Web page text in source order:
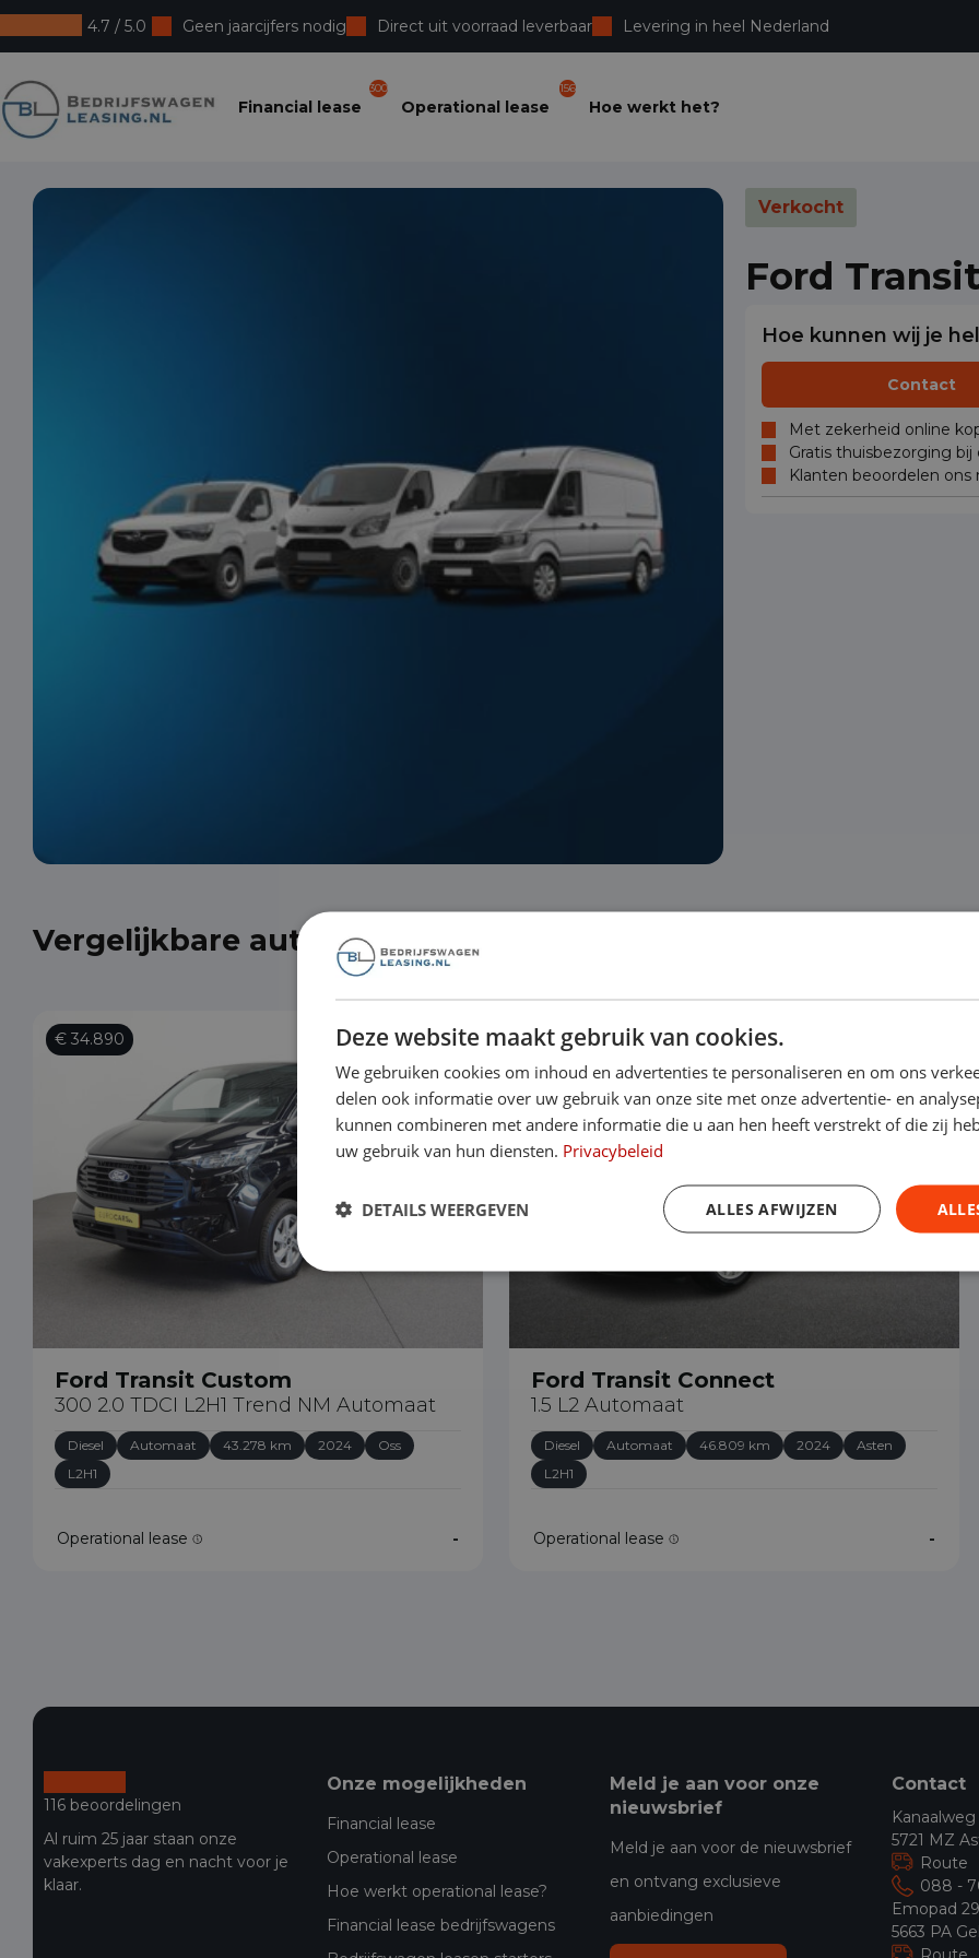
4.7 / 5.0 Geen jaarcijfers nodig Direct uit voorraad leverbaar Levering in heel Nederland
Bedrijfswagenleasing
Financial lease
300
Operational lease
156
Hoe werkt het?
Verkocht
Ford
Hoe kunnen wij je
Contact
Met zekerheid online
Gratis thuisbezorging bij
Klanten beoordelen
Vergelijkbare auto's uit onze voorraad
€ 34.890
Ford Transit Custom
300 2.0 TDCI L2H1 Trend NM Automaat
Diesel Automaat 43.278 km 2024
Oss
L2H1
Operational lease -
€ 23.490
Ford Transit Connect
1.5 L2 Automaat
Diesel Automaat 46.809 km 2024
Asten
L2H1
Operational lease -
116 beoordelingen
Al ruim 25 jaar staan onze
vakexperts dag en nacht voor je
klaar.
Onze mogelijkheden
Financial lease
Operational lease
Hoe werkt operational lease?
Financial lease bedrijfswagens
Meld je aan voor onze
nieuwsbrief
Meld je aan voor de nieuwsbrief
en ontvang exclusieve
aanbiedingen
Contact
5721 MZ
Route
088 -
Emopad
5663 PA
Deze website maakt gebruik van cookies.
We gebruiken cookies om inhoud en advertenties te personaliseren en om ons
delen ook informatie over uw gebruik van onze site met onze advertentie- en
kunnen combineren met andere informatie die u aan hen heeft verstrekt of die zij
uw gebruik van hun diensten. Privacybeleid
ALLES AFWIJZEN
DETAILS WEERGEVEN